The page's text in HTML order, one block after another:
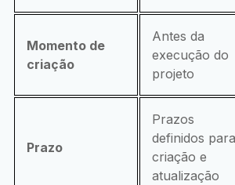
Momento de
criação
Antes da
execução do
projeto
Prazo
Prazos
definidos para
criação e
atualização